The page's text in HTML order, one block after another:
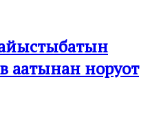
аатынан норуот